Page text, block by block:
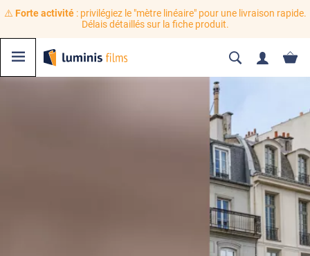
⚠️ Forte activité: privilégiez le "mètre linéaire" pour une livraison rapide.
Délais détaillés sur la fiche produit.